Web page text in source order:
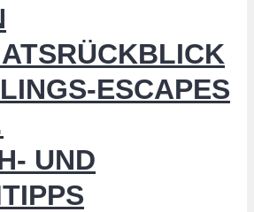
ESCAPES
UND